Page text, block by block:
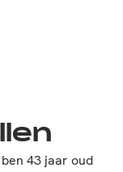
43 jaar oud